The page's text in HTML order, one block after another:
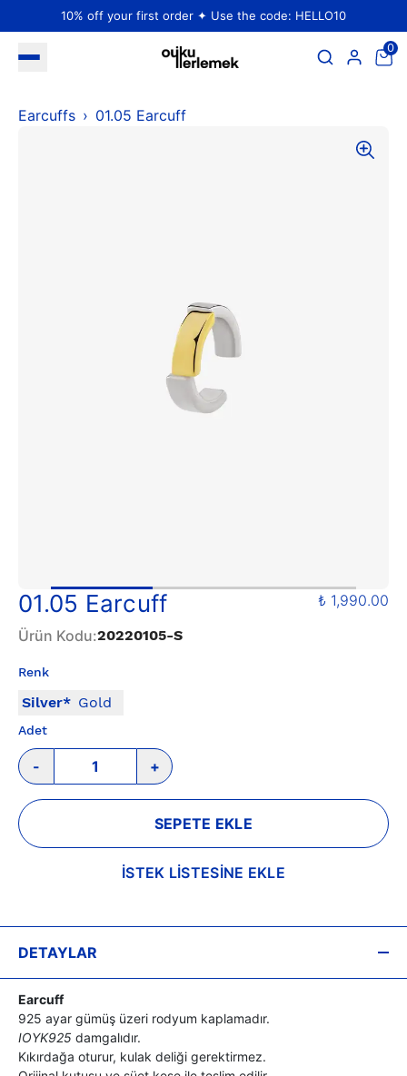
10% off your first order ✦ Use the code: HELLO10
0
Earcuffs 01.05 Earcuff
01.05 Earcuff
₺ 1,990.00
Ürün Kodu:20220105-S
Renk
Silver* Gold
Adet
- +
SEPETE EKLE
İSTEK LİSTESİNE EKLE
DETAYLAR
Earcuff
925 ayar gümüş üzeri rodyum kaplamadır.
IOYK925 damgalıdır.
Kıkırdağa oturur, kulak deliği gerektirmez.